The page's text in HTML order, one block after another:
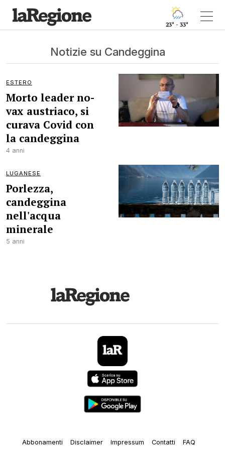
23° - 33°
Notizie su Candeggina
ESTERO
Morto leader no-
vax austriaco, si
curava Covid con
la candeggina
4 anni
LUGANESE
Porlezza,
candeggina
nell'acqua
minerale
5 anni
Abbonamenti Disclaimer Impressum Contatti
FAQ